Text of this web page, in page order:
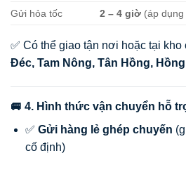
Gửi hỏa tốc 2 – 4 giờ (áp
✅ Có thể giao tận nơi hoặc tại kho
Đéc, Tam Nông, Tân Hồng,
🚐 4. Hình thức vận chuyển hỗ
✅ Gửi hàng lẻ ghép chuyến
cố định)